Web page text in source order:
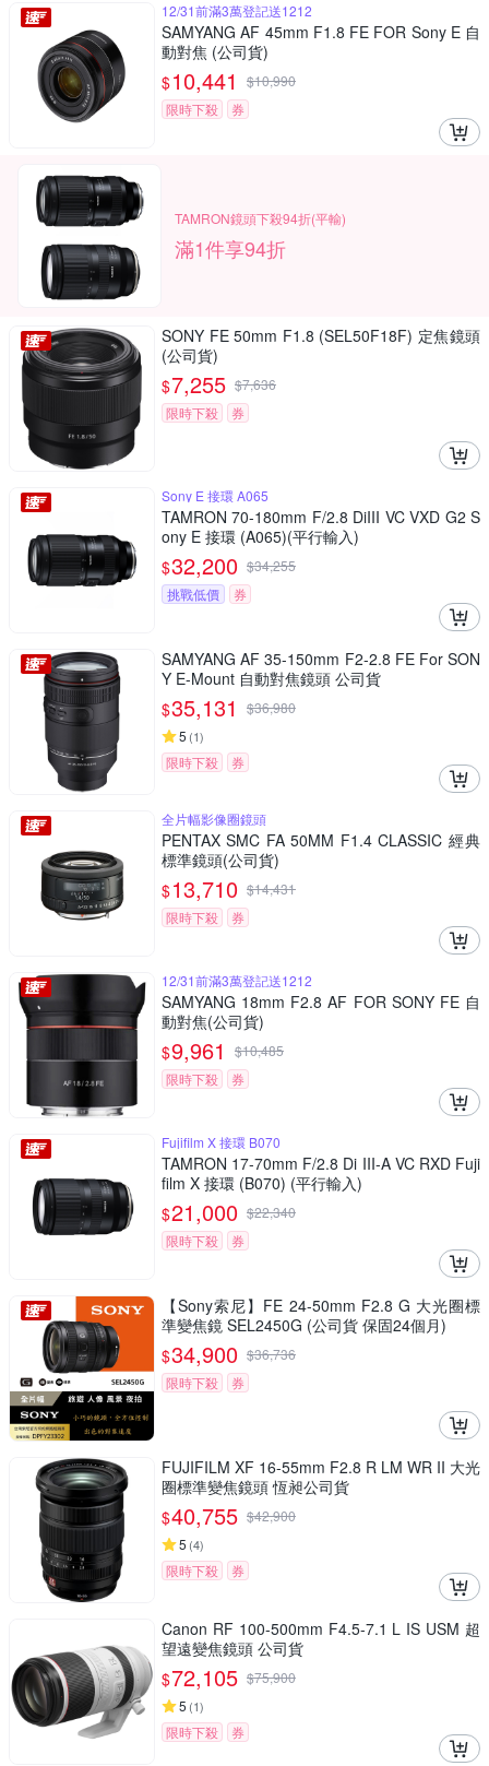
12/31前滿3萬登記送1212
SAMYANG AF 45mm F1.8 FE FOR Sony E 自
動對焦 (公司貨)
$10,441 $10,990
限時下殺
券
TAMRON鏡頭下殺94折(平輸)
滿1件享94折
SONY FE 50mm F1.8 (SEL50F18F) 定焦鏡頭
(公司貨)
$7,255 $7,636
限時下殺
券
Sony E 接環 A065
TAMRON 70-180mm F/2.8 DiIII VC VXD G2 S
ony E 接環 (A065)(平行輸入)
$32,200 $34,255
挑戰低價
券
SAMYANG AF 35-150mm F2-2.8 FE For SON
Y E-Mount 自動對焦鏡頭 公司貨
$35,131 $36,980
5 (1)
限時下殺 券
全片幅影像圈鏡頭
PENTAX SMC FA 50MM F1.4 CLASSIC 經典
標準鏡頭(公司貨)
$13,710 $14,431
限時下殺
券
12/31前滿3萬登記送1212
SAMYANG 18mm F2.8 AF FOR SONY FE 自
動對焦(公司貨)
$9,961 $10,485
限時下殺
券
Fujifilm X 接環 B070
TAMRON 17-70mm F/2.8 Di III-A VC RXD Fuji
film X 接環 (B070) (平行輸入)
$21,000 $22,340
限時下殺
券
【Sony索尼】FE 24-50mm F2.8 G 大光圈標
準變焦鏡 SEL2450G (公司貨 保固24個月)
$34,900 $36,736
限時下殺
券
FUJIFILM XF 16-55mm F2.8 R LM WR II 大光
圈標準變焦鏡頭 恆昶公司貨
$40,755 $42,900
5 (4)
限時下殺 券
Canon RF 100-500mm F4.5-7.1 L IS USM 超
望遠變焦鏡頭 公司貨
$72,105 $75,900
5 (1)
限時下殺 券